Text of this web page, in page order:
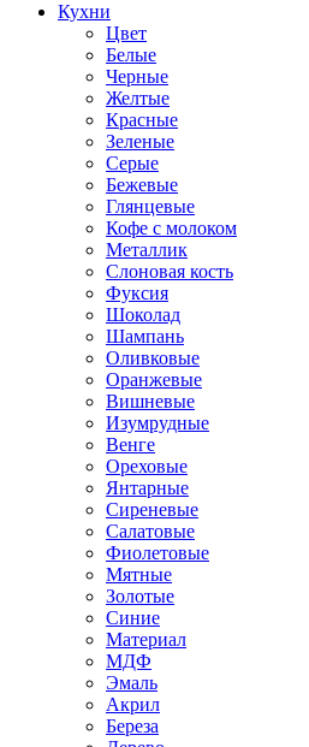
Кухни
Цвет
Белые
Черные
Желтые
Красные
Зеленые
Серые
Бежевые
Глянцевые
Кофе с молоком
Металлик
Слоновая кость
Фуксия
Шоколад
Шампань
Оливковые
Оранжевые
Вишневые
Изумрудные
Венге
Ореховые
Янтарные
Сиреневые
Салатовые
Фиолетовые
Мятные
Золотые
Синие
Материал
МДФ
Эмаль
Акрил
Береза